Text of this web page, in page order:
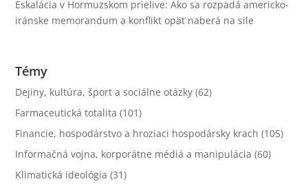
Eskalácia v Hormuzskom prielive: Ako sa rozpadá americko-
iránske memorandum a konflikt opäť naberá na sile
Témy
Dejiny, kultúra, šport a sociálne otázky (62)
Farmaceutická totalita (101)
Financie, hospodárstvo a hroziaci hospodársky krach (105)
Informačná vojna, korporátne médiá a manipulácia (60)
Klimatická ideológia (31)